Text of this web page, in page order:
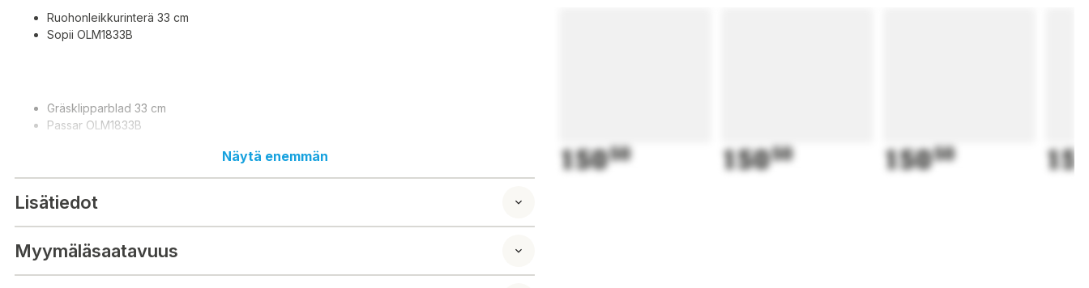
Ruohonleikkurinterä 33 cm
Sopii OLM1833B
Gräsklipparblad 33 cm
Passar OLM1833B
Näytä enemmän
Lisätiedot
Myymäläsaatavuus
15050 15050 15050